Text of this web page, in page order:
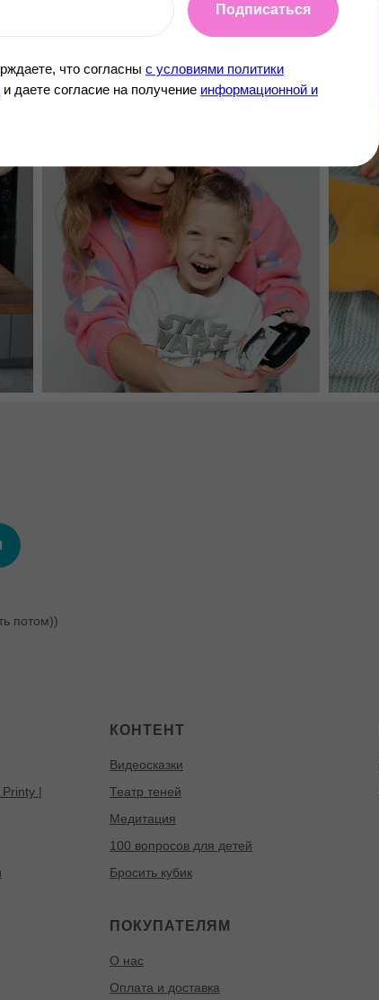
потом))
|
КОНТЕНТ
Видеосказки
Театр теней
Медитация
100 вопросов для детей
Бросить кубик
ПОКУПАТЕЛЯМ
О нас
Оплата и доставка
Подписаться
что согласны с условиями политики
и даете согласие на получение информационной и